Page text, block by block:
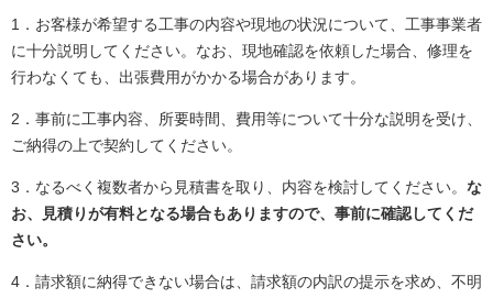
1．お客様が希望する工事の内容や現地の状況について、工事事業者
に十分説明してください。なお、現地確認を依頼した場合、修理を
行わなくても、出張費用がかかる場合があります。
2．事前に工事内容、所要時間、費用等について十分な説明を受け、
ご納得の上で契約してください。
3．なるべく複数者から見積書を取り、内容を検討してください。 な
お、見積りが有料となる場合もありますので、事前に確認してくだ
さい。
4．請求額に納得できない場合は、請求額の内訳の提示を求め、不明